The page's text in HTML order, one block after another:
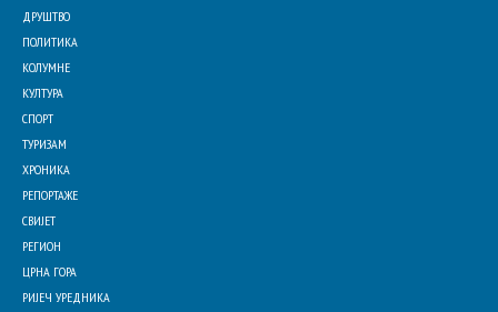
ДРУШТВО
ПОЛИТИКА
КОЛУМНЕ
КУЛТУРА
СПОРТ
ТУРИЗАМ
ХРОНИКА
РЕПОРТАЖЕ
СВИЈЕТ
РЕГИОН
ЦРНА ГОРА
РИЈЕЧ УРЕДНИКА